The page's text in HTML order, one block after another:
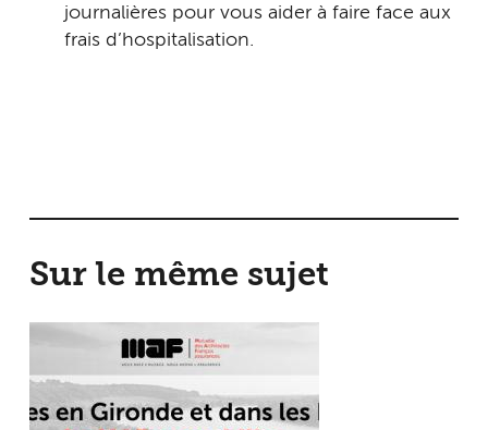
journalières pour vous aider à faire face aux
frais d’hospitalisation.
Sur le même sujet